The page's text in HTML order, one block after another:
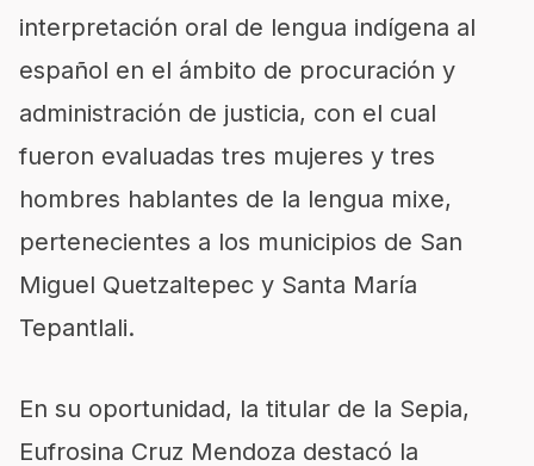
interpretación oral de lengua indígena al
español en el ámbito de procuración y
administración de justicia, con el cual
fueron evaluadas tres mujeres y tres
hombres hablantes de la lengua mixe,
pertenecientes a los municipios de San
Miguel Quetzaltepec y Santa María
Tepantlali.
En su oportunidad, la titular de la Sepia,
Eufrosina Cruz Mendoza destacó la